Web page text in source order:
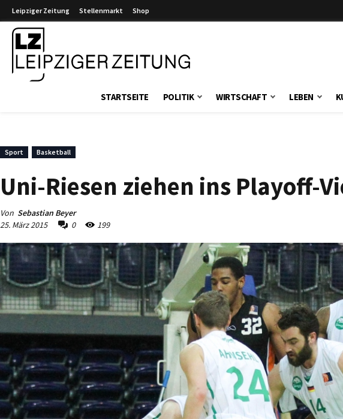
Leipziger Zeitung Stellenmarkt Shop
STARTSEITE POLITIK WIRTSCHAFT LEBEN
Sport Basketball
Uni-Riesen ziehen ins Playoff-
Von Sebastian Beyer
25. März 2015
0 199